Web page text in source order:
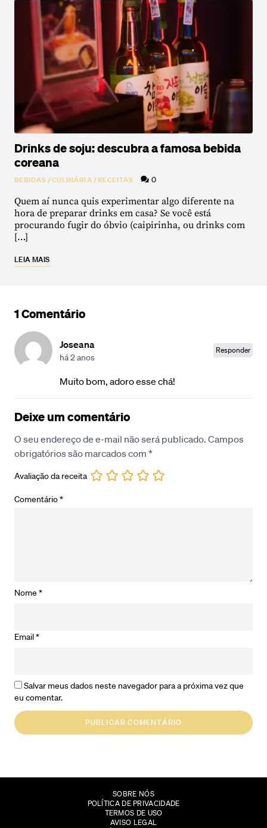
Drinks de soju: descubra a famosa bebida
coreana
BEBIDAS/CULINÁRIA/RECEITAS 0
Quem aí nunca quis experimentar algo diferente na
hora de preparar drinks em casa? Se você está
procurando fugir do óbvio (caipirinha, ou drinks com
[…]
LEIA MAIS
1 Comentário
Joseana
há 2 anos
Responder
Muito bom, adoro esse chá!
Deixe um comentário
O seu endereço de e-mail não será publicado. Campos
obrigatórios são marcados com *
Avaliação da receita
Comentário*
Nome *
Email*
Salvar meus dados neste navegador para a próxima vez que
eu comentar.
SOBRE NÓS
POLÍTICA DE PRIVACIDADE
TERMOS DE USO
AVISO LEGAL